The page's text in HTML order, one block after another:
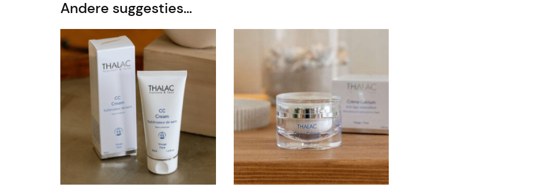
Andere suggesties…